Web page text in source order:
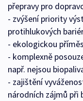
přepravy pro
- zvýšení priority
protihlukových
- ekologickou
- komplexně
např. nejsou
- zajištění
národních zájmů